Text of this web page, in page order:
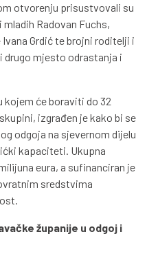
otvorenju prisustvovali su
Radovan Fuchs,
Grdić te brojni roditelji i
mjesto odrastanja i
kojem će boraviti do 32
izgrađen je kako bi se
odgoja na sjevernom dijelu
kapaciteti. Ukupna
eura, a sufinanciran je
sredstvima
županije u odgoj i